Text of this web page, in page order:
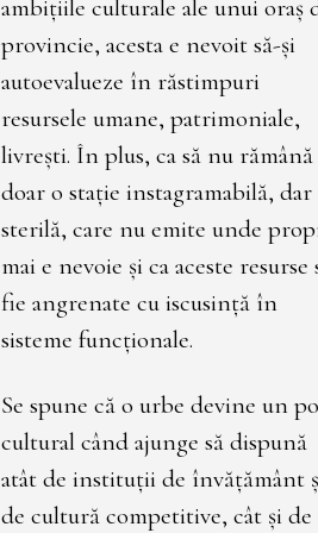
ambițiile culturale ale unui oraș
provincie, acesta e nevoit să-și
autoevalueze în răstimpuri
resursele umane, patrimoniale,
livrești. În plus, ca să nu rămână
doar o stație instagramabilă, dar
sterilă, care nu emite unde
mai e nevoie și ca aceste resurse
fie angrenate cu iscusință în
sisteme funcționale.
Se spune că o urbe devine un
cultural când ajunge să dispună
atât de instituții de învățământ
de cultură competitive, cât și